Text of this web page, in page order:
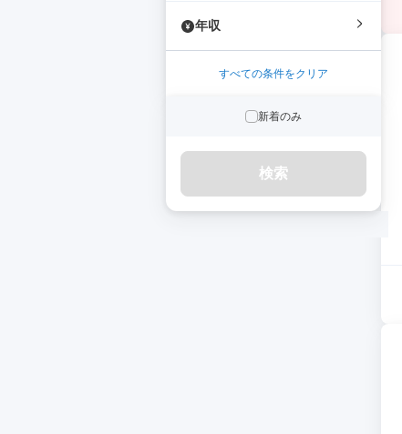
年収
すべての条件をクリア
新着のみ
検索